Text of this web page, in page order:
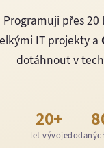
Programuji přes
IT projekty a
dotáhnout v
20+
let vývoje